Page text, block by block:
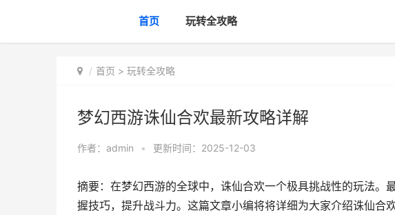
首页 玩转全攻略
首页 > 玩转全攻略
梦幻西游诛仙合欢最新攻略详解
作者： admin • 更新时间：2025-12-03
摘要：在梦幻西游的全球中，诛仙合欢一个极具挑战性的玩法。
握技巧，提升战斗力。这篇文章小编将将详细为大家介绍诛仙合